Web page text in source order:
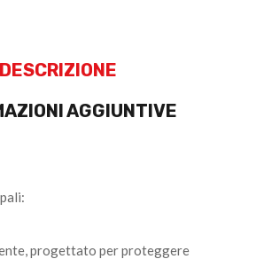
DESCRIZIONE
AGGIUNTIVE
progettato per proteggere